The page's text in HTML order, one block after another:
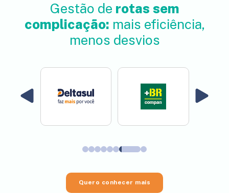
Gestão de rotas sem
complicação: mais eficiência,
menos desvios
Quero conhecer mais